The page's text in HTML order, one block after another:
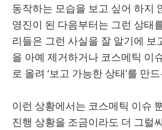
동작하는 모습을 보고 싶어 하지
영진이 된 다음부터는 그런 상태
리들은 그런 사실을 잘 알기에 보
을 아예 제거하거나 코스메틱 이
로 올려 ‘보고 가능한 상태’를 만
이런 상황에서는 코스메틱 이슈
진행 상황을 조금이라도 더 그럴